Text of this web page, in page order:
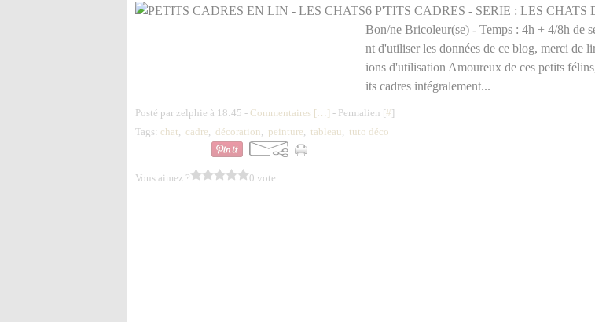
6 P'TITS CADRES - SERIE : LES CHATS
Bon/ne Bricoleur(se) - Temps : 4h + 4/8h de
nt d'utiliser les données de ce blog, merci de
ions d'utilisation Amoureux de ces petits
its cadres intégralement...
Posté par zelphie à 18:45 - Commentaires [… ] - Permalien [#]
Tags: chat, cadre, décoration, peinture, tableau, tuto déco
Vous aimez ? 0 vote